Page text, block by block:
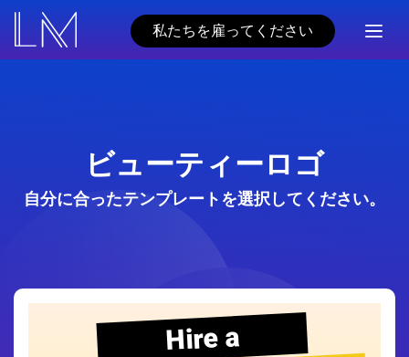
私たちを雇ってください
ビューティーロゴ
自分に合ったテンプレートを選択してください。
Hire a